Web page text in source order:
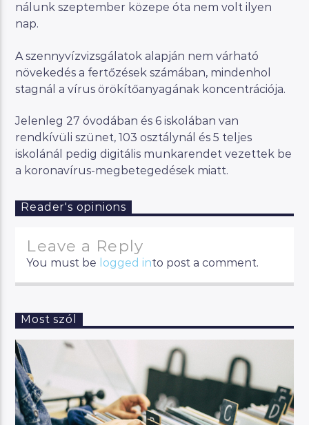
nálunk szeptember közepe óta nem volt ilyen
nap.
A szennyvízvizsgálatok alapján nem várható
növekedés a fertőzések számában, mindenhol
stagnál a vírus örökítőanyagának koncentrációja.
Jelenleg 27 óvodában és 6 iskolában van
rendkívüli szünet, 103 osztálynál és 5 teljes
iskolánál pedig digitális munkarendet vezettek be
a koronavírus-megbetegedések miatt.
Reader's opinions
Leave a Reply
You must be logged into post a comment.
Most szól